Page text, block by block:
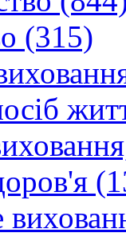
(315)